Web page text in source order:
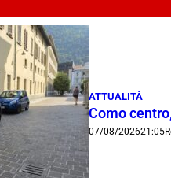
ATTUALITÀ
Como
07/08/202621:05